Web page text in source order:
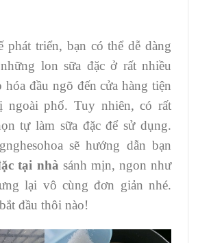
triển, bạn có thể dễ dàng
lon sữa đặc ở rất nhiều
đầu ngõ đến cửa hàng tiện
ngoài phố. Tuy nhiên, có rất
tự làm sữa đặc để sử dụng.
sẽ hướng dẫn bạn
tại nhà sánh mịn, ngon như
lại vô cùng đơn giản nhé.
đầu thôi nào!